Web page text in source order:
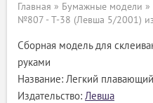
Главная » Бумажные модели »
№807 - Т-38 (Левша 5/2001)
Сборная модель для
руками
Название: Легкий
Издательство: Левша